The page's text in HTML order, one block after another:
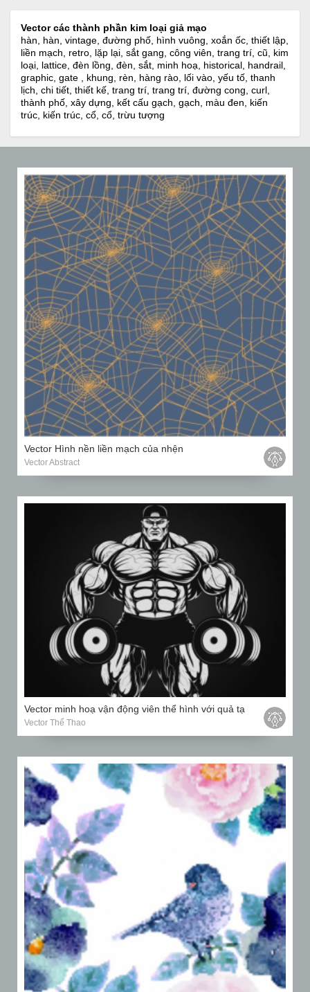
Vector các thành phần kim loại giả mạo
hàn, hàn, vintage, đường phố, hình vuông, xoắn ốc, thiết lập,
liền mạch, retro, lặp lại, sắt gang, công viên, trang trí, cũ, kim
loại, lattice, đèn lồng, đèn, sắt, minh hoạ, historical, handrail,
graphic, gate , khung, rèn, hàng rào, lối vào, yếu tố, thanh
lịch, chi tiết, thiết kế, trang trí, trang trí, đường cong, curl,
thành phố, xây dựng, kết cấu gạch, gạch, màu đen, kiến ​​
trúc, kiến ​​trúc, cổ, cổ, trừu tượng
Vector Hình nền liền mạch của nhện
Vector Abstract
Vector minh hoạ vận động viên thể hình với quả tạ
Vector Thể Thao